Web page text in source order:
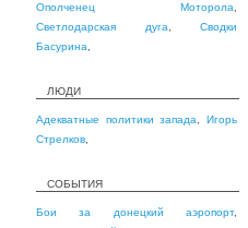
Ополченец Моторола
Светлодарская дуга
Сводки
Басурина
ЛЮДИ
Адекватные политики запада ,Игорь
Стрелков
СОБЫТИЯ
Бои за донецкий аэропорт,